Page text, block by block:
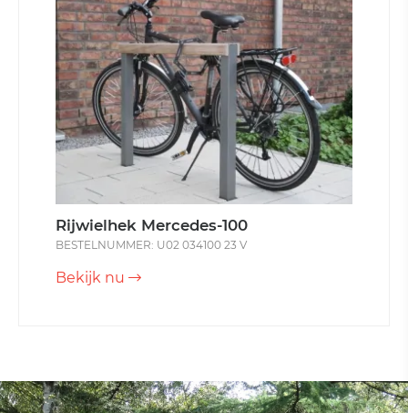
Rijwielhek Mercedes-100
BESTELNUMMER: U02 034100 23 V
Bekijk nu